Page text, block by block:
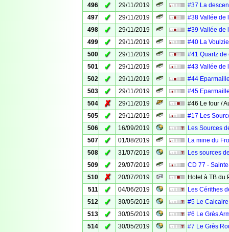
496
✓ 29/11/2019
#37 La
497
✓ 29/11/2019
#38 Vallée de
498
✓ 29/11/2019
#39 Vallée de
499
✓ 29/11/2019
#40 La
500
✓ 29/11/2019
#41 Quartz de
501
✓ 29/11/2019
#43 Vallée de
502
✓ 29/11/2019
#44
503
✓ 29/11/2019
#45
504
✗ 29/11/2019
#46 Le four /
505
✓ 29/11/2019
#17 Les
506
✓ 16/09/2019
Les Sources
507
✓ 01/08/2019
La mine du
508
✓ 31/07/2019
Les sources
509
✓ 29/07/2019
CD 77 -
510
✗ 20/07/2019
Hotel à TB du
511
✓ 04/06/2019
Les Cérithes
512
✓ 30/05/2019
#5 Le
513
✓ 30/05/2019
#6 Le Grès
514
✓ 30/05/2019
#7 Le Grès